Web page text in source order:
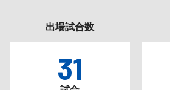
出場試合数
31